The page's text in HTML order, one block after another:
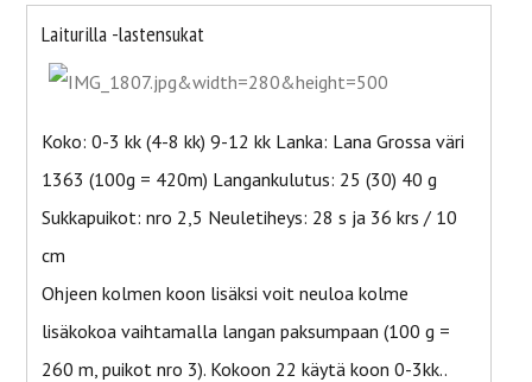
Laiturilla -lastensukat
Koko: 0-3 kk (4-8 kk) 9-12 kk Lanka: Lana Grossa väri
1363 (100g = 420m) Langankulutus: 25 (30) 40 g
Sukkapuikot: nro 2,5 Neuletiheys: 28 s ja 36 krs / 10
cm
Ohjeen kolmen koon lisäksi voit neuloa kolme
lisäkokoa vaihtamalla langan paksumpaan (100 g =
260 m, puikot nro 3). Kokoon 22 käytä koon 0-3kk..